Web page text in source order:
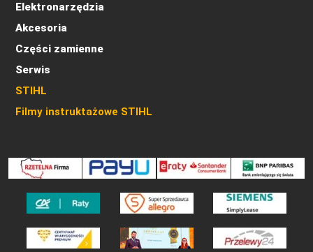
Elektronarzędzia
Akcesoria
Części zamienne
Serwis
STIHL
Filmy instruktażowe STIHL